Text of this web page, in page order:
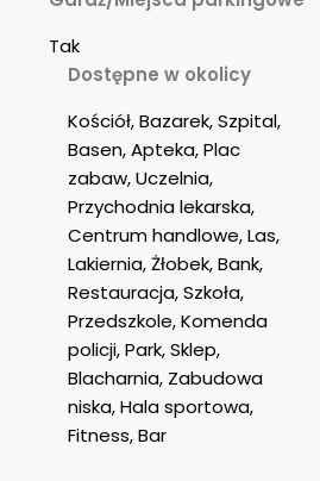
Tak
Dostępne w okolicy
Kościół, Bazarek, Szpital,
Basen, Apteka, Plac
zabaw, Uczelnia,
Przychodnia lekarska,
Centrum handlowe, Las,
Lakiernia, Żłobek, Bank,
Restauracja, Szkoła,
Przedszkole, Komenda
policji, Park, Sklep,
Blacharnia, Zabudowa
niska, Hala sportowa,
Fitness, Bar